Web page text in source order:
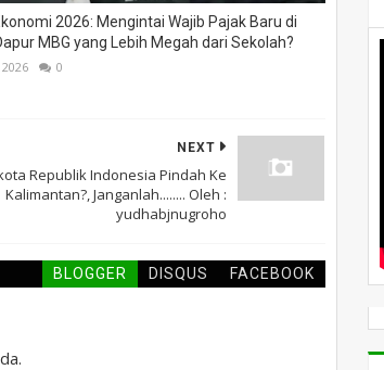
2026: Mengintai Wajib Pajak Baru di
MBG yang Lebih Megah dari Sekolah?
0
NEXT
Republik Indonesia Pindah Ke
Kalimantan?, Janganlah........ Oleh :
yudhabjnugroho
BLOGGER DISQUS FACEBOOK